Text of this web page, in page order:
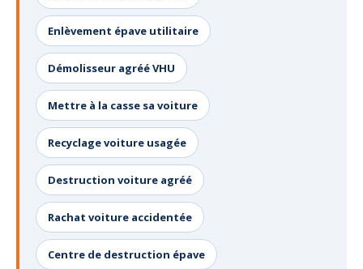
Enlèvement épave utilitaire
Démolisseur agréé VHU
Mettre à la casse sa voiture
Recyclage voiture usagée
Destruction voiture agréé
Rachat voiture accidentée
Centre de destruction épave